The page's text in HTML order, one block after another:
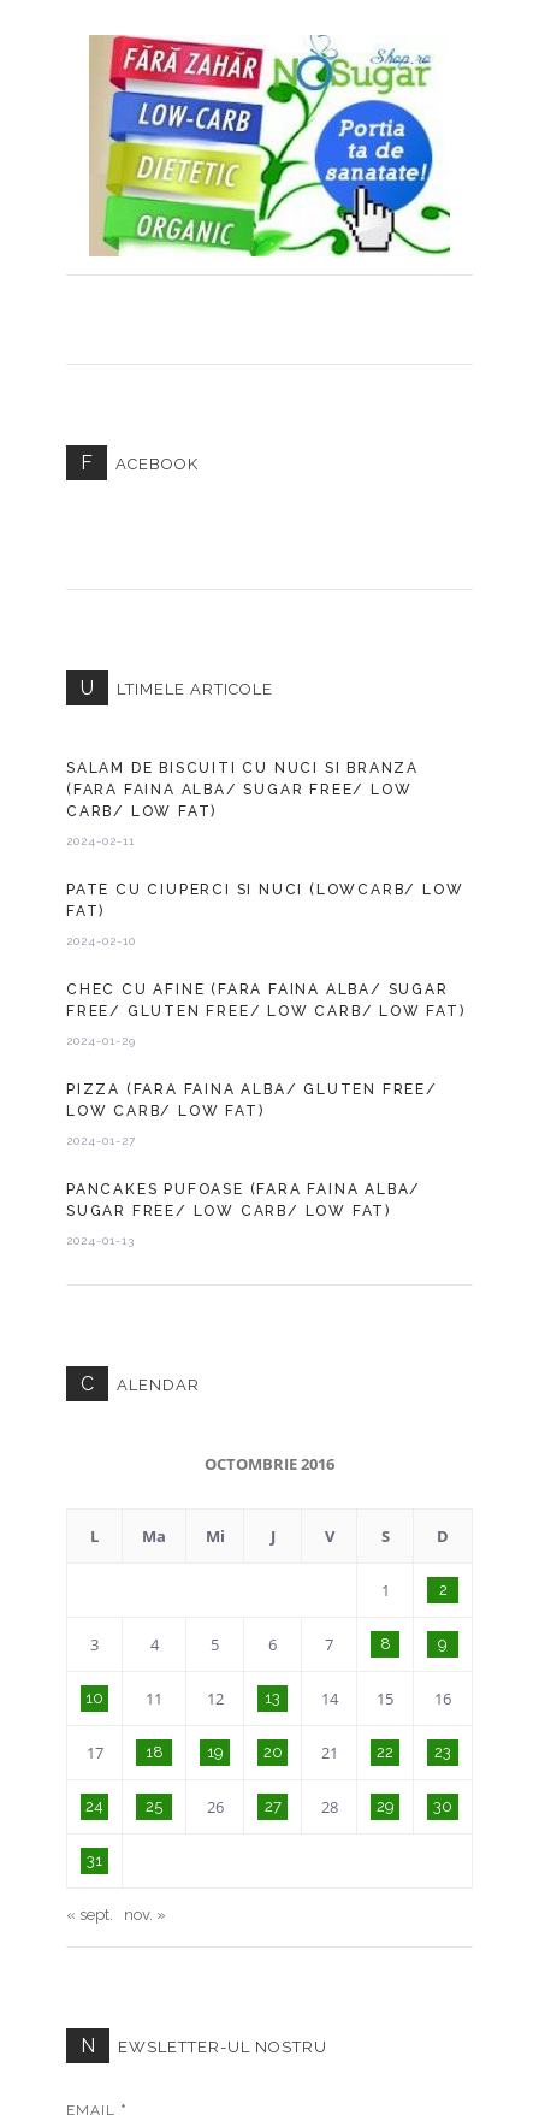
F ACEBOOK
U LTIMELE ARTICOLE
SALAM DE BISCUITI CU NUCI SI BRANZA
(FARA FAINA ALBA/ SUGAR FREE/ LOW
CARB/ LOW FAT)
2024-02-11
PATE CU CIUPERCI SI NUCI (LOWCARB/ LOW
FAT)
2024-02-10
CHEC CU AFINE (FARA FAINA ALBA/ SUGAR
FREE/ GLUTEN FREE/ LOW CARB/ LOW FAT)
2024-01-29
PIZZA (FARA FAINA ALBA/ GLUTEN FREE/
LOW CARB/ LOW FAT)
2024-01-27
PANCAKES PUFOASE (FARA FAINA ALBA/
SUGAR FREE/ LOW CARB/ LOW FAT)
2024-01-13
C ALENDAR
OCTOMBRIE 2016
L Ma Mi J V S D
1 2
3 4 5 6 7 8 9
10 11 12 13 14 15 16
17 18 19 20 21 22 23
24 25 26 27 28 29 30
31
« sept. nov. »
N EWSLETTER-UL NOSTRU
EMAIL *